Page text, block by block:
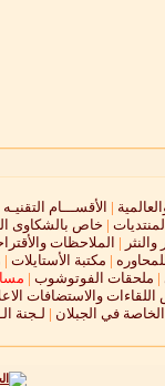
| الأقســـام التقنيـه
| خاص بالشكاوى
| الملاحظات
| مكتبة الأستايلات |
| ملحقات الفوتوشوب |
والاستضافات
في الجبلان | لـجنة